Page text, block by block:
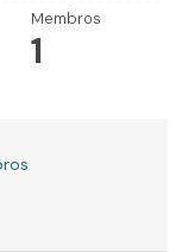
Membros
1